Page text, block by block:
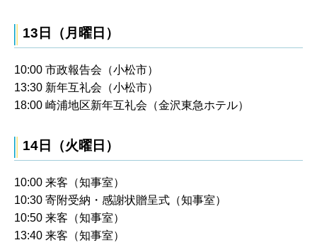
13日（月曜日）
10:00 市政報告会（小松市）
13:30 新年互礼会（小松市）
18:00 崎浦地区新年互礼会（金沢東急ホテル）
14日（火曜日）
10:00 来客（知事室）
10:30 寄附受納・感謝状贈呈式（知事室）
10:50 来客（知事室）
13:40 来客（知事室）